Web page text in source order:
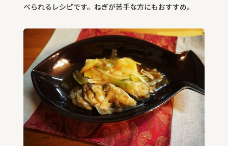
べられるレシピです。ねぎが苦手な方にもおすすめ。